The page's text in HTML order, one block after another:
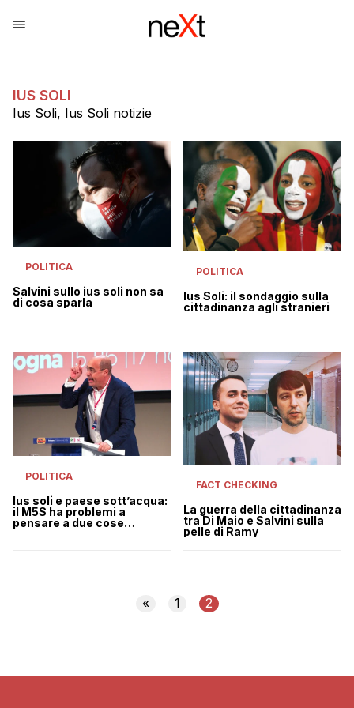
IUS SOLI
Ius Soli, Ius Soli notizie
POLITICA
Salvini sullo ius soli non sa
di cosa sparla
POLITICA
Ius Soli: il sondaggio sulla
cittadinanza agli stranieri
POLITICA
Ius soli e paese sott’acqua:
il M5S ha problemi a
pensare a due cose
FACT CHECKING
La guerra della cittadinanza
tra Di Maio e Salvini sulla
pelle di Ramy
« 1 2